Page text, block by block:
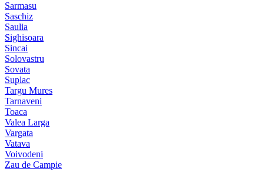
Sarmasu
Saschiz
Saulia
Sighisoara
Sincai
Solovastru
Sovata
Suplac
Targu Mures
Tarnaveni
Toaca
Valea Larga
Vargata
Vatava
Voivodeni
Zau de Campie